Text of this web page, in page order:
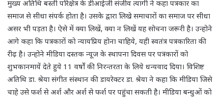
मुख्य अतिथि बस्ती परिक्षेत्र के डीआईजी संजीव त्यागी ने कहा पत्रकार का
समाज से सीधा संपर्क होता है। उसके द्वारा लिखे समाचारों का समाज पर सीधा
असर भी पड़ता है। ऐसे में क्या लिखें, क्या न लिखें यह सोचना जरूरी है। उन्होने
आगे कहा कि पत्रकारों को न्यायप्रिय होना चाहिये, यही स्वतंत्र पत्रकारिता की
रीढ़ है। उन्होने मीडिया दस्तक न्यूज के स्थापना दिवस पर पत्रकारों को
शुभकानमायें देते हुये 11 वर्षों की निरन्तरता के लिये धन्यवाद दिया। विशिष्ट
अतिथि डा. श्रेया संगीत संस्थान की डायरेक्टर डा. श्रेया ने कहा कि मीडिया जिसे
चाहे उसे फर्श से अर्श और अर्श से फर्श पर पहुंचा सकती है। मीडिया बन्धुओं को